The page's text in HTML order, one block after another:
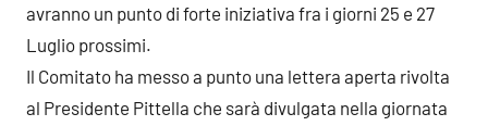
avranno un punto di forte iniziativa fra i giorni 25 e 27
Luglio prossimi.
Il Comitato ha messo a punto una lettera aperta rivolta
al Presidente Pittella che sarà divulgata nella giornata